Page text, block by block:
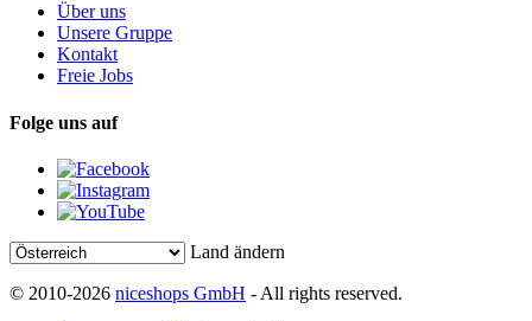
Über uns
Unsere Gruppe
Kontakt
Freie Jobs
Folge uns auf
Land ändern
© 2010-2026 niceshops GmbH - All rights reserved.